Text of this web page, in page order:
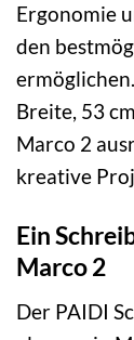
Ergonomie
den
Breite, 53
Marco 2
kreative
Ein
Marco 2
Der PAIDI